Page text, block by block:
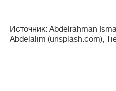
Источник: Abdelrahman
Abdelalim (unsplash.com),